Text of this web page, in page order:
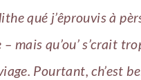
qué j’êprouvis à
– mais qu’ou’ s’crait
Pourtant, ch’est